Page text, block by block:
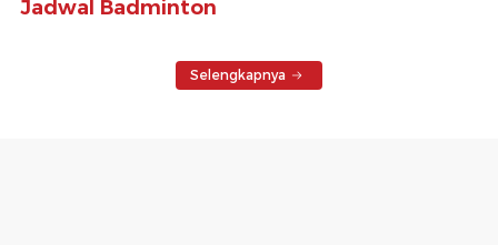
Jadwal Badminton
Selengkapnya